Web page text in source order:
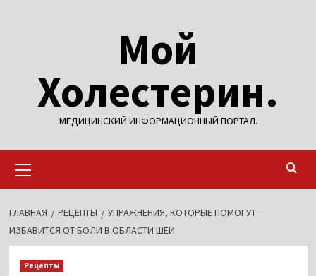
Мой
Холестерин.
МЕДИЦИНСКИЙ ИНФОРМАЦИОННЫЙ ПОРТАЛ.
меню
ГЛАВНАЯ РЕЦЕПТЫ
УПРАЖНЕНИЯ, КОТОРЫЕ ПОМОГУТ
ИЗБАВИТСЯ ОТ БОЛИ В ОБЛАСТИ ШЕИ
Рецепты